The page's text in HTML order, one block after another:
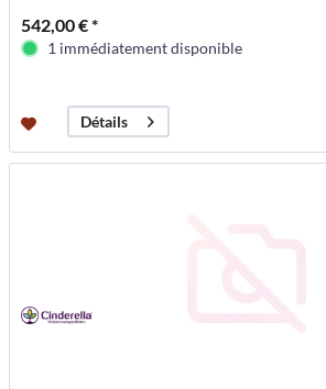
542,00 € *
1 immédiatement disponible
Détails